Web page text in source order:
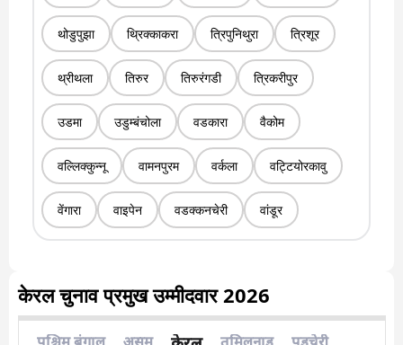
थोडुपुझा थ्रिक्काकरा त्रिपुनिथुरा त्रिशूर
थ्रीथला तिरुर तिरुरंगडी त्रिकरीपुर
उडमा उडुम्बंचोला वडकारा वैकोम
वल्लिक्कुन्नू वामनपुरम वर्कला वट्टियोरकावु
वेंगारा वाइपेन वडक्कनचेरी वांडूर
केरल चुनाव प्रमुख उम्मीदवार 2026